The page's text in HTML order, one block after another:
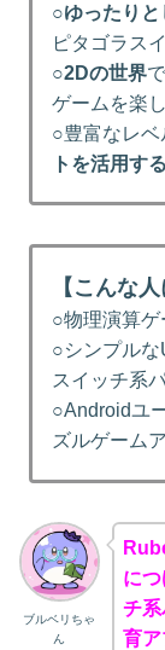
○ゆったり
ピタゴラス
○2Dの世界
ゲームを楽
○豊富なレ
トを活用す
【こんな
○物理演算ゲ
○シンプル
スイッチ系
○Androidユ
ズルゲーム
ブルベリちゃ
ん
に
チ
育ア